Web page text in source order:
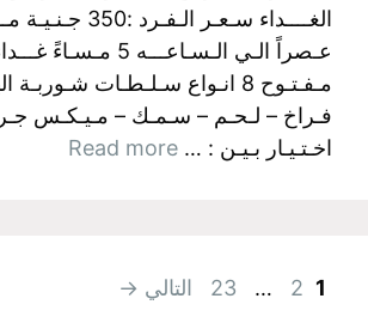
عـصراً الـي الـسـاعـــه 5
مـفـتـوح 8 انـواع سـلـطـات
فـراخ – لـحـم – سـمـك – مـيـكـس
اخـتـيـار بـيـن : … Read more
Page
1
Page
2
…
Page
23 التالي →